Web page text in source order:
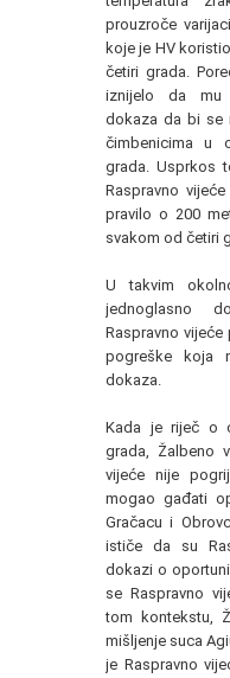
prouzroče
koje je HV
četiri grada.
iznijelo da mu
dokaza da bi se
čimbenicima u
grada. Usprkos
Raspravno
pravilo o 200
svakom od četiri
U takvim
jednoglasno
Raspravno
pogreške koja
dokaza.
Kada je riječ o
grada, Žalbeno
vijeće nije
mogao gađati
Gračacu i
ističe da su
dokazi o
se Raspravno
tom kontekstu,
mišljenje suca
je Raspravno